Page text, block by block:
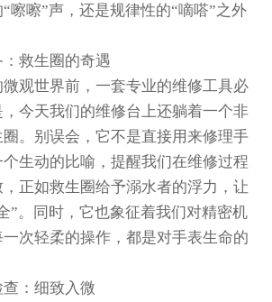
嚓嚓”声，还是规律性的“嘀嗒”之外
救生圈的奇遇
世界前，一套专业的维修工具必
今天我们的维修台上还躺着一个非
。别误会，它不是直接用来修理手
生动的比喻，提醒我们在维修过程
正如救生圈给予溺水者的浮力，让
”。同时，它也象征着我们对精密机
次轻柔的操作，都是对手表生命的
：细致入微